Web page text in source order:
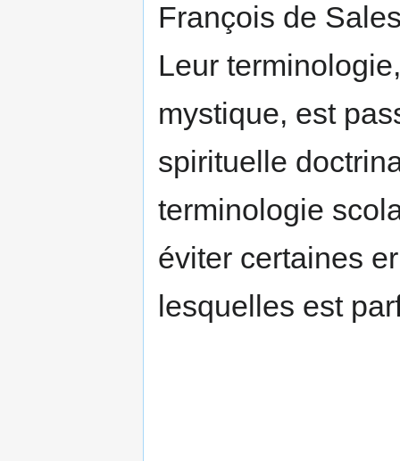
Fran­çois de
Leur
mys­tique, est
spirituelle
terminologie
éviter certaines
lesquelles est